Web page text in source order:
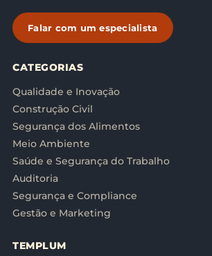
Falar com um especialista
CATEGORIAS
Qualidade e Inovação
Construção Civil
Segurança dos Alimentos
Meio Ambiente
Saúde e Segurança do Trabalho
Auditoria
Segurança e Compliance
Gestão e Marketing
TEMPLUM